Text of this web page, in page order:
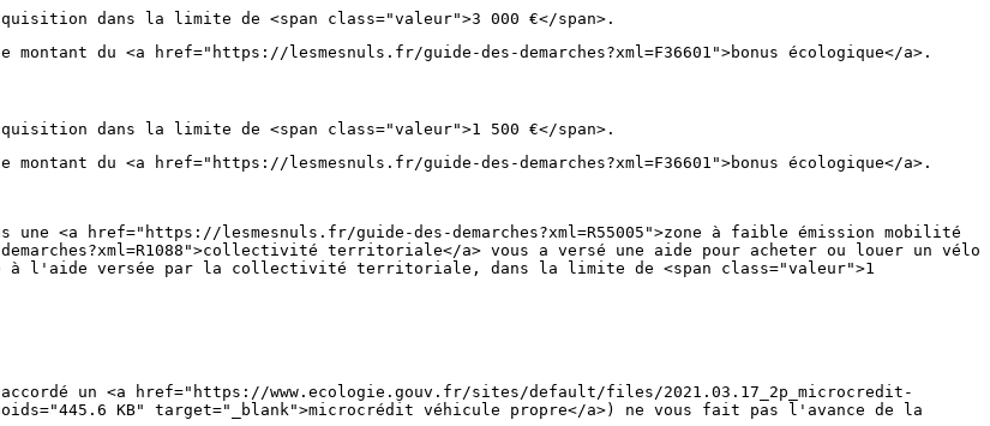
dans la limite de <span class="valeur">3 000 €</span>.
du <a href="https://lesmesnuls.fr/guide-des-demarches?xml=F36601">bonus écologique</a>.
dans la limite de <span class="valeur">1 500 €</span>.
du <a href="https://lesmesnuls.fr/guide-des-demarches?xml=F36601">bonus écologique</a>.
<a href="https://lesmesnuls.fr/guide-des-demarches?xml=R55005">zone à faible émission mobilité
territoriale</a> vous a versé une aide pour acheter ou louer un vélo
à l'aide versée par la collectivité territoriale, dans la limite de <span class="valeur">1
un <a href="https://www.ecologie.gouv.fr/sites/default/files/2021.03.17_2p_microcredit-
KB" target="_blank">microcrédit véhicule propre</a>) ne vous fait pas l'avance de la